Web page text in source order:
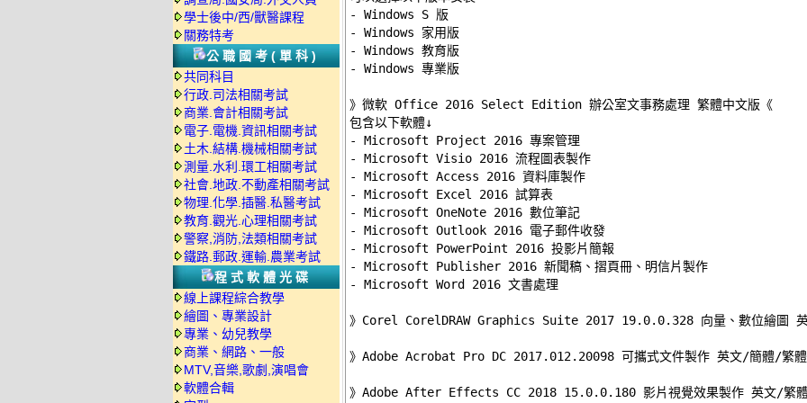
學士後中/西/獸醫課程
關務特考
公職國考(單科)
共同科目
行政.司法相關考試
商業.會計相關考試
電子.電機.資訊相關考試
土木.結構.機械相關考試
測量.水利.環工相關考試
社會.地政.不動產相關考試
物理.化學.插醫.私醫考試
教育.觀光.心理相關考試
警察,消防,法類相關考試
鐵路.郵政.運輸.農業考試
程式軟體光碟
線上課程綜合教學
繪圖、專業設計
專業、幼兒教學
商業、網路、一般
MTV,音樂,歌劇,演唱會
軟體合輯
- Windows S 版
- Windows 家用版
- Windows 教育版
- Windows 專業版
》 微軟 Office 2016 Select Edition 辦公室文事務處理 繁體中文版 《
包含以下軟體↓
- Microsoft Project 2016 專案管理
- Microsoft Visio 2016 流程圖表製作
- Microsoft Access 2016 資料庫製作
- Microsoft Excel 2016 試算表
- Microsoft OneNote 2016 數位筆記
- Microsoft Outlook 2016 電子郵件收發
- Microsoft PowerPoint 2016 投影片簡報
- Microsoft Publisher 2016 新聞稿、摺頁冊、明信片製作
- Microsoft Word 2016 文書處理
》 Corel CorelDRAW Graphics Suite 2017 19.0.0.328 向量、數位繪圖 英
》 Adobe Acrobat Pro DC 2017.012.20098 可攜式文件製作 英文/簡體/繁體
》 Adobe After Effects CC 2018 15.0.0.180 影片視覺效果製作 英文/繁體